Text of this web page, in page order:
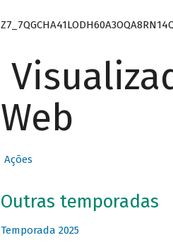
Web
Ações
Outras temporadas
Temporada 2025